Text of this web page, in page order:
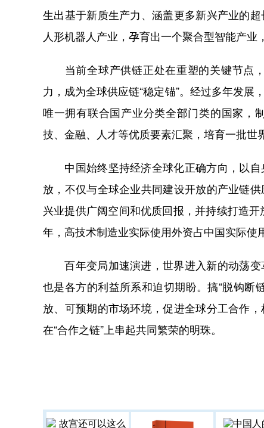
生出基于新质生产力、涵盖更多新兴产业的
人形机器人产业，孕育出一个聚合型智能产业
当前全球产供链正处在重塑的关键节点，
力，成为全球供应链“稳定锚”。经过多年发
唯一拥有联合国产业分类全部门类的国家，
技、金融、人才等优质要素汇聚，培育一批世
中国始终坚持经济全球化正确方向，以自
放，不仅与全球企业共同建设开放的产业链
兴业提供广阔空间和优质回报，并持续打造
年，高技术制造业实际使用外资占中国实际使
百年变局加速演进，世界进入新的动荡变
也是各方的利益所系和迫切期盼。搞“脱钩断
放、可预期的市场环境，促进全球分工合作
在“合作之链”上串起共同繁荣的明珠。